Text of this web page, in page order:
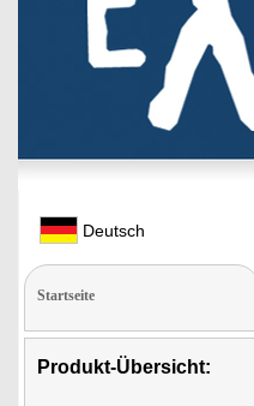
Deutsch
Startseite
Produkt-Übersicht: